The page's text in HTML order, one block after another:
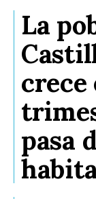
La
crece
pasa